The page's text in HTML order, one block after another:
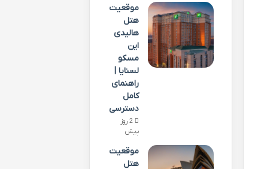
موقعیت
هتل
هالیدی
این
مسکو
لسنایا |
راهنمای
کامل
دسترسی
2 روز
پیش
موقعیت
هتل